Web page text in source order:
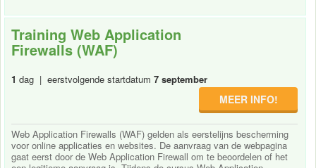
Training Web Application
Firewalls (WAF)
1 dag | eerstvolgende startdatum 7 september
MEER INFO!
Web Application Firewalls (WAF) gelden als eerstelijns bescherming
voor online applicaties en websites. De aanvraag van de webpagina
gaat eerst door de Web Application Firewall om te beoordelen of het